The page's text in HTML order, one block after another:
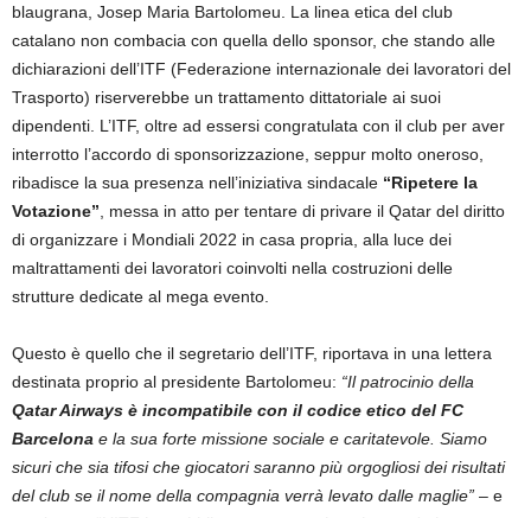
blaugrana, Josep Maria Bartolomeu. La linea etica del club
catalano non combacia con quella dello sponsor, che stando alle
dichiarazioni dell’ITF (Federazione internazionale dei lavoratori del
Trasporto) riserverebbe un trattamento dittatoriale ai suoi
dipendenti. L’ITF, oltre ad essersi congratulata con il club per aver
interrotto l’accordo di sponsorizzazione, seppur molto oneroso,
ribadisce la sua presenza nell’iniziativa sindacale “Ripetere la
Votazione” , messa in atto per tentare di privare il Qatar del diritto
di organizzare i Mondiali 2022 in casa propria, alla luce dei
maltrattamenti dei lavoratori coinvolti nella costruzioni delle
strutture dedicate al mega evento.
Questo è quello che il segretario dell’ITF, riportava in una lettera
destinata proprio al presidente Bartolomeu: “Il patrocinio della
Qatar Airways è incompatibile con il codice etico del FC
Barcelona e la sua forte missione sociale e caritatevole. Siamo
sicuri che sia tifosi che giocatori saranno più orgogliosi dei risultati
del club se il nome della compagnia verrà levato dalle maglie” – e